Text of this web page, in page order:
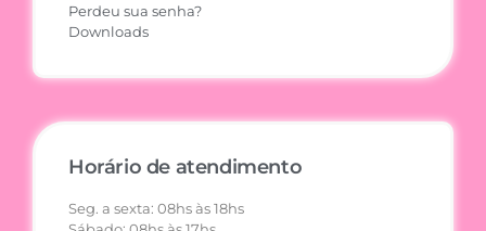
Perdeu sua senha?
Downloads
Horário de atendimento
Seg. a sexta: 08hs às 18hs